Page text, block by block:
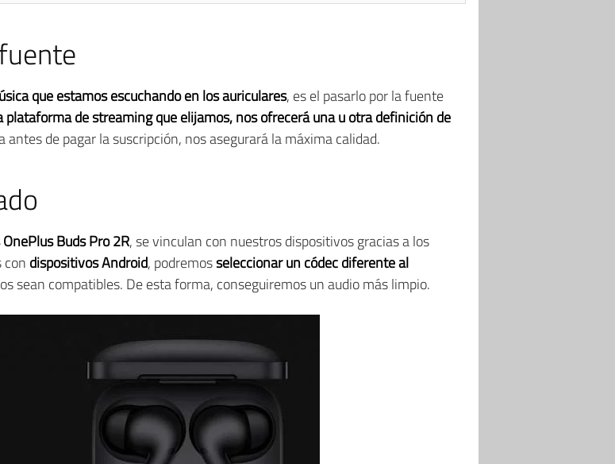
que estamos escuchando en los auriculares, es el pasarlo por la fuente
plataforma de streaming que elijamos, nos ofrecerá una u otra definición de
antes de pagar la suscripción, nos asegurará la máxima calidad.
Buds Pro 2R, se vinculan con nuestros dispositivos gracias a los
con dispositivos Android, podremosseleccionar un códec diferente al
sean compatibles. De esta forma, conseguiremos un audio más limpio.